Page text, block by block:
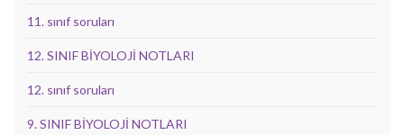
11. sınıf soruları
12. SINIF BİYOLOJİ NOTLARI
12. sınıf soruları
9. SINIF BİYOLOJİ NOTLARI